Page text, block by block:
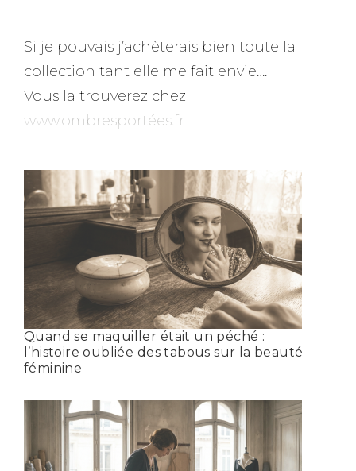
Si je pouvais j’achèterais bien toute la
collection tant elle me fait envie….
Vous la trouverez chez
www.ombresportées.fr
Quand se maquiller était un péché :
l’histoire oubliée des tabous sur la beauté
féminine